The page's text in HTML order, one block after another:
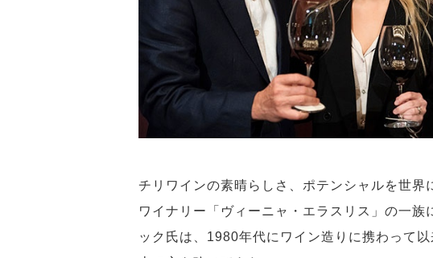
チリワインの素晴らしさ、ポテンシャルを世
ワイナリー「ヴィーニャ・エラスリス」の一族
ック氏は、1980年代にワイン造りに携わって